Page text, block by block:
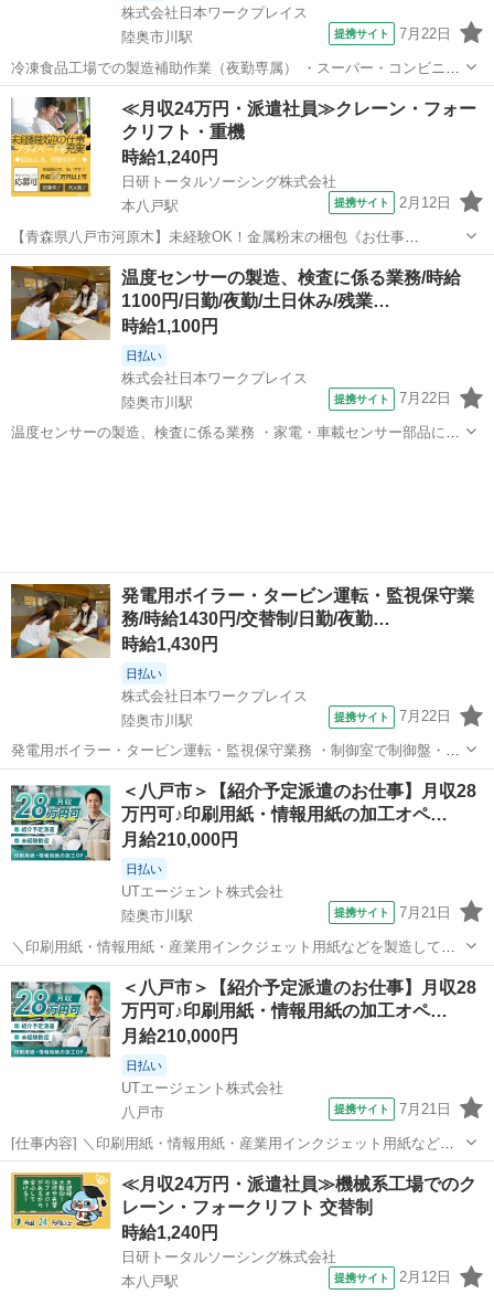
株式会社日本ワークプレイス
陸奥市川駅
提携サイト 7月22日
冷凍食品工場での製造補助作業（夜勤専属） ・スーパー・コンビニで
見かける冷凍グラタンの製造作業です ・基本的な製造は機械がおこな
うので、補助作業がメインになります ・製品のトッピング作業や検査
作業 ・完成品の検品作業や包装、...
青森 八戸市 陸奥市川駅 工場
≪月収24万円・派遣社員≫クレーン・フォー
クリフト・重機
時給1,240円
日研トータルソーシング株式会社
本八戸駅
提携サイト 2月12日
【青森県八戸市河原木】未経験OK！金属粉末の梱包《お仕事
No.2A160》 お仕事について 金属粉末をビニール袋へ梱包していく作
業や、粉末をふるいにかけて大きさ別に分ける作業です。 ※業務の変
更、就業場所の変更の範囲、契...
青森 八戸市 本八戸駅 その他
温度センサーの製造、検査に係る業務/時給
1100円/日勤/夜勤/土日休み/残業…
時給1,100円
日払い
株式会社日本ワークプレイス
陸奥市川駅
提携サイト 7月22日
温度センサーの製造、検査に係る業務 ・家電・車載センサー部品にコ
発電用ボイラー・タービン運転・監視保守業
務/時給1430円/交替制/日勤/夜勤…
時給1,430円
日払い
株式会社日本ワークプレイス
陸奥市川駅
提携サイト 7月22日
発電用ボイラー・タービン運転・監視保守業務 ・制御室で制御盤・モ
ニターの監視、異常時の報告対応 ・ボイラー・タービンの見回り、異
常時の一時対応及び報告、保守 ・電気・蒸気設備の見回り保守業務 ・
燃料（木材チップ）供給用コンベ...
陸奥市川駅 工場
＜八戸市＞【紹介予定派遣のお仕事】月収28
万円可♪印刷用紙・情報用紙の加工オペ…
月給210,000円
日払い
UTエージェント株式会社
陸奥市川駅
提携サイト 7月21日
＼印刷用紙・情報用紙・産業用インクジェット用紙などを製造してい
ます！／ ☆手に職をつけたい方にオススメ！ 様々な技術や知識が身
に着けられるお仕事です♪ ▼紹介予定派遣のお仕事♪ 最長6ヵ月の派遣
契約終了後、双方の合意の...
陸奥市川駅 工場
＜八戸市＞【紹介予定派遣のお仕事】月収28
万円可♪印刷用紙・情報用紙の加工オペ…
月給210,000円
日払い
UTエージェント株式会社
八戸市
提携サイト 7月21日
[仕事内容] ＼印刷用紙・情報用紙・産業用インクジェット用紙などを
製造しています！／ ☆手に職をつけたい方にオススメ！ 様々な技術
や知識が身に着けられるお仕事です♪ ▼紹介予定派遣のお仕事♪ 最長6
ヵ月の派遣契約終了後...
青森 八戸市 工場
≪月収24万円・派遣社員≫機械系工場でのク
レーン・フォークリフト 交替制
時給1,240円
日研トータルソーシング株式会社
本八戸駅
提携サイト 2月12日